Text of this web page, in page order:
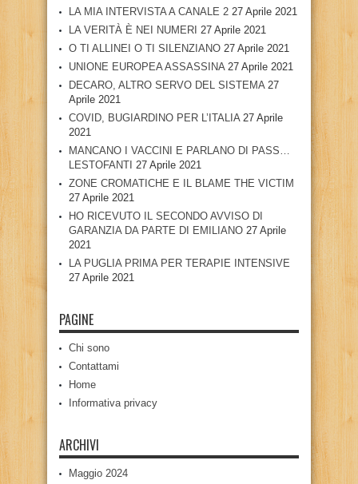
LA MIA INTERVISTA A CANALE 2 27 Aprile 2021
LA VERITÀ È NEI NUMERI 27 Aprile 2021
O TI ALLINEI O TI SILENZIANO 27 Aprile 2021
UNIONE EUROPEA ASSASSINA 27 Aprile 2021
DECARO, ALTRO SERVO DEL SISTEMA 27
Aprile 2021
COVID, BUGIARDINO PER L’ITALIA 27 Aprile
2021
MANCANO I VACCINI E PARLANO DI PASS…
LESTOFANTI 27 Aprile 2021
ZONE CROMATICHE E IL BLAME THE VICTIM
27 Aprile 2021
HO RICEVUTO IL SECONDO AVVISO DI
GARANZIA DA PARTE DI EMILIANO 27 Aprile
2021
LA PUGLIA PRIMA PER TERAPIE INTENSIVE
27 Aprile 2021
PAGINE
Chi sono
Contattami
Home
Informativa privacy
ARCHIVI
Maggio 2024